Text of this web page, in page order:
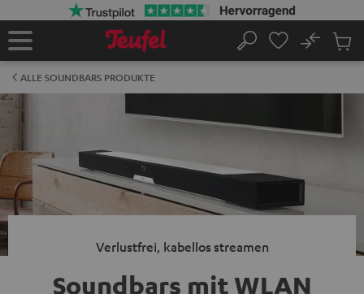
Startseite
Suche
No
ALLE SOUNDBARS PRODUKTE
Verlustfrei, kabellos streamen
Soundbars mit WLAN